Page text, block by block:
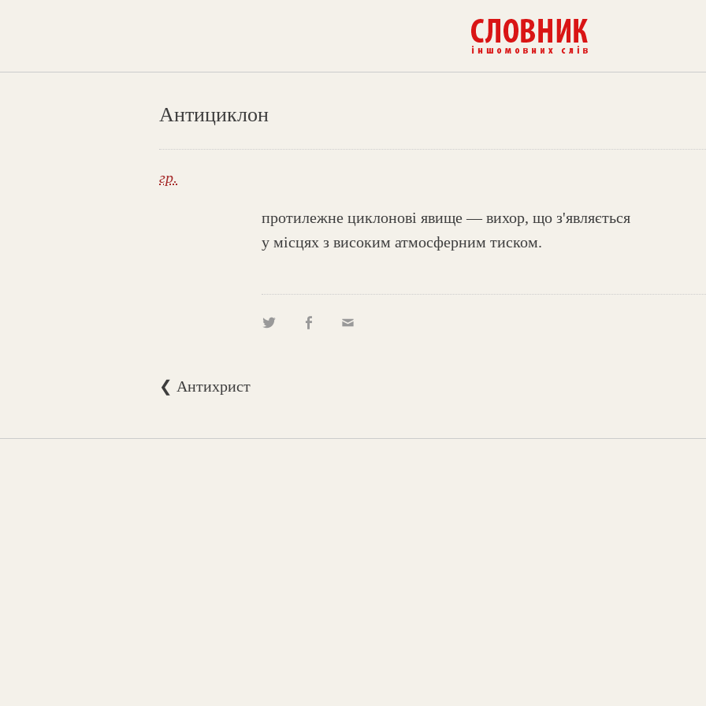
Антициклон
гр.
протилежне циклонові явище — вихор, що з'являється
у місцях з високим атмосферним тиском.
❮ Антихрист